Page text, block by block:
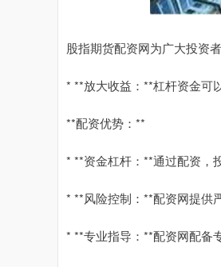
股指期货配资网为广大投资
* **放大收益：**杠杆资金可
**配资优势：**
* **资金杠杆：**通过配资，
* **风险控制：**配资网提供
* **专业指导：**配资网配备